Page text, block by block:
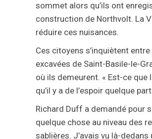
sommet alors qu’ils ont
construction de Northvolt. La
réduire ces nuisances.
Ces citoyens s’inquiètent
excavées de Saint-Basile-le-
où ils demeurent. « Est-ce
qu’il y a de l’espoir quelque
Richard Duff a demandé pour
quelque chose au niveau des
sablières. J’avais vu là-